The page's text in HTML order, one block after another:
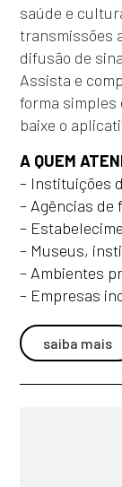
saúde e
transmissões
difusão de
Assista e
forma simples
baixe o
A QUEM
– Instituições
– Agências de
–
– Museus,
– Ambientes
– Empresas
saiba mais